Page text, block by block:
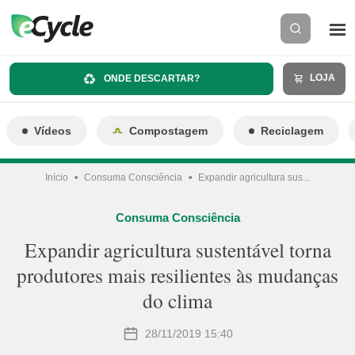
ONDE DESCARTAR? LOJA
Vídeos Compostagem Reciclagem
Início Consuma Consciência Expandir agricultura sus...
Consuma Consciência
Expandir agricultura sustentável torna
produtores mais resilientes às mudanças
do clima
28/11/2019 15:40